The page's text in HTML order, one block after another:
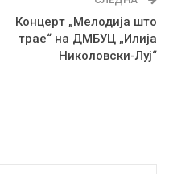
Концерт „Мелодија што
трае“ на ДМБУЦ „Илија
Николовски-Луј“